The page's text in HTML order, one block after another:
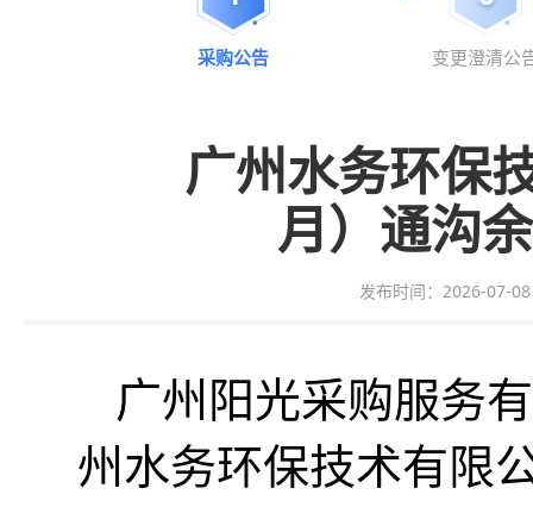
采购公告 变更澄清公
广州水务环保
月）通沟
发布时间：2026-07-
广州 阳光采购服务
州水务环保技术有限